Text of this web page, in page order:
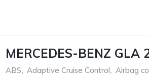
MERCEDES-BENZ GLA
ABS, Adaptive Cruise Control, Airbag